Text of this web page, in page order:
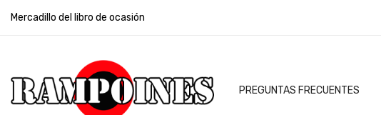
Mercadillo del libro de ocasión
PREGUNTAS FRECUENTES